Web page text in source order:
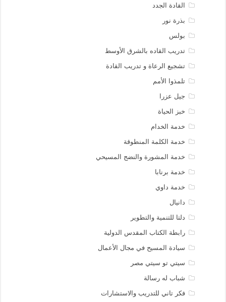
القادة الجدد
بذرة نور
بولس
تدريب القاده بالشرق الأوسط
تشجيع الرعاة و تدريب القادة
تلمذوا الأمم
جيل عزرا
خبز الحياة
خدمة الخدام
خدمة الكلمة المنطوقة
خدمة المشورة والنضج المسيحي
خدمة برنابا
خدمة داوي
دانيال
دلتا للتنمية والتطوير
رابطة الكتاب المقدس الدولية
سيادة المسيح في مجال الأعمال
سيتي تو سيتي مصر
شباب له رسالة
فكر تاني للتدريب والاستشارات